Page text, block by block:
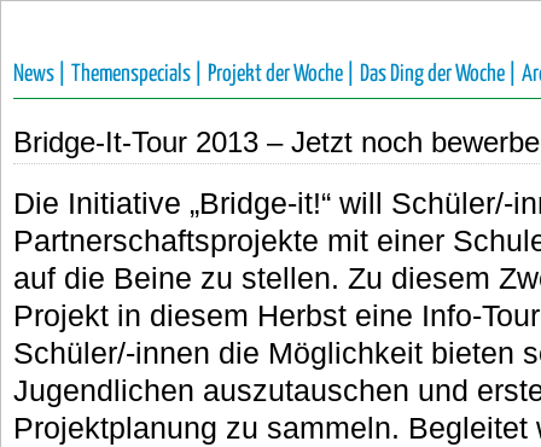
News | Themenspecials | Projekt der Woche | Das Ding der Woche |
Bridge-It-Tour 2013 – Jetzt noch
Die Initiative „Bridge-it!“ will Schüler/-
Partnerschaftsprojekte mit einer
auf die Beine zu stellen. Zu diesem
Projekt in diesem Herbst eine Info-
Schüler/-innen die Möglichkeit bieten
Jugendlichen auszutauschen und
Projektplanung zu sammeln. Begleitet